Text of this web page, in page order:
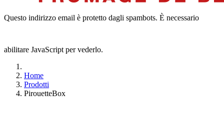
Questo indirizzo email è protetto dagli spambots. È necessario
abilitare JavaScript per vederlo.
Home
Prodotti
PirouetteBox